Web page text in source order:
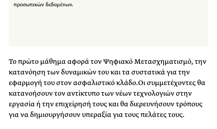
προσωπικών δεδομένων.
Το πρώτο μάθημα αφορά τον Ψηφιακό Μετασχηματισμό, την
κατανόηση των δυναμικών του και τα συστατικά για την
εφαρμογή του στον ασφαλιστικό κλάδο.Οι συμμετέχοντες θα
κατανοήσουν τον αντίκτυπο των νέων τεχνολογιών στην
εργασία ή την επιχείρησή τους και θα διερευνήσουν τρόπους
για να δημιουργήσουν υπεραξία για τους πελάτες τους.